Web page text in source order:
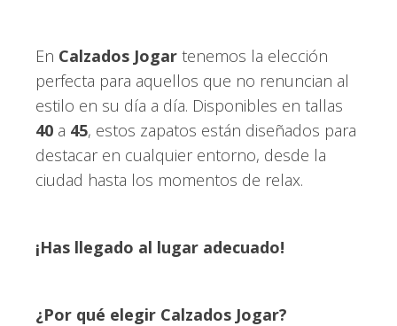
En Calzados Jogar tenemos la elección
perfecta para aquellos que no renuncian al
estilo en su día a día. Disponibles en tallas
40 a 45, estos zapatos están diseñados para
destacar en cualquier entorno, desde la
ciudad hasta los momentos de relax.
¡Has llegado al lugar adecuado!
¿Por qué elegir Calzados Jogar?